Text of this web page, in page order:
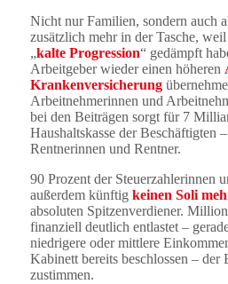
Nicht nur Familien, sondern auch
zusätzlich mehr in der Tasche,
„kalte Progression“ gedämpft
Arbeitgeber wieder einen höheren
Krankenversicherung
Arbeitnehmerinnen und
bei den Beiträgen sorgt für 7
Haushaltskasse der Beschäftigten
Rentnerinnen und Rentner.
90 Prozent der Steuerzahlerinnen
außerdem künftig keinen Soli
absoluten Spitzenverdiener.
finanziell deutlich entlastet –
niedrigere oder mittlere
Kabinett bereits beschlossen – der
zustimmen.